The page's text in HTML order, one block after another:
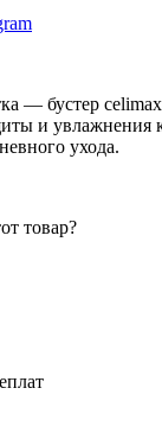
— бустер
и увлажнения
ухода.
товар?